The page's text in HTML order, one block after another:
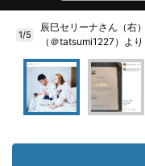
1/5
辰巳セリーナさん（右
（＠tatsumi1227）より